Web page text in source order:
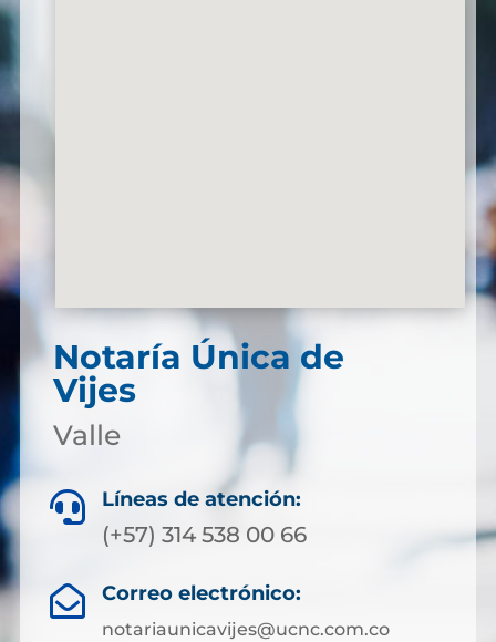
Notaría Única de
Vijes
Valle
 Líneas de atención:
(+57) 314 538 00 66
 Correo electrónico:
notariaunicavijes@ucnc.com.co